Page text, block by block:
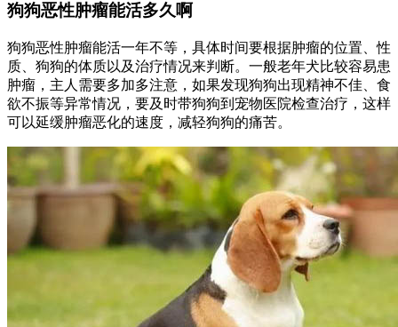
狗狗恶性肿瘤能活多久啊
狗狗恶性肿瘤能活一年不等，具体时间要根据肿瘤的位置、性
质、狗狗的体质以及治疗情况来判断。一般老年犬比较容易患
肿瘤，主人需要多加多注意，如果发现狗狗出现精神不佳、食
欲不振等异常情况，要及时带狗狗到宠物医院检查治疗，这样
可以延缓肿瘤恶化的速度，减轻狗狗的痛苦。